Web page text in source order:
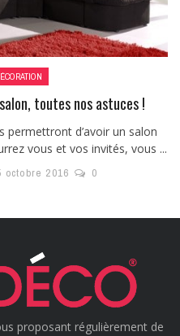
toutes nos astuces !
permettront d’avoir un salon
vous et vos invités, vous ...
octobre 2016 0
proposant régulièrement de